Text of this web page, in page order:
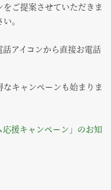
ご提案させていただきま
。
アイコンから直接お電話
キャンペーンも始まりま
援キャンペーン」のお知